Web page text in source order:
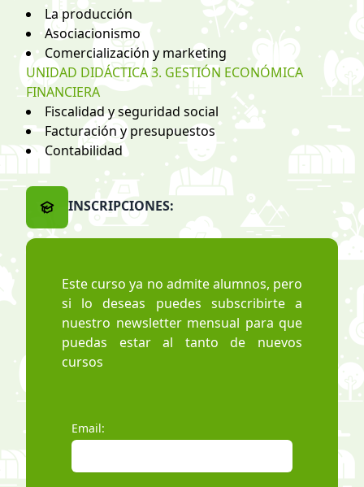
La producción
Asociacionismo
Comercialización y marketing
UNIDAD DIDÁCTICA 3. GESTIÓN ECONÓMICA
FINANCIERA
Fiscalidad y seguridad social
Facturación y presupuestos
Contabilidad
INSCRIPCIONES:
Este curso ya no admite alumnos, pero
si lo deseas puedes subscribirte a
nuestro newsletter mensual para que
puedas estar al tanto de nuevos
cursos
Email: